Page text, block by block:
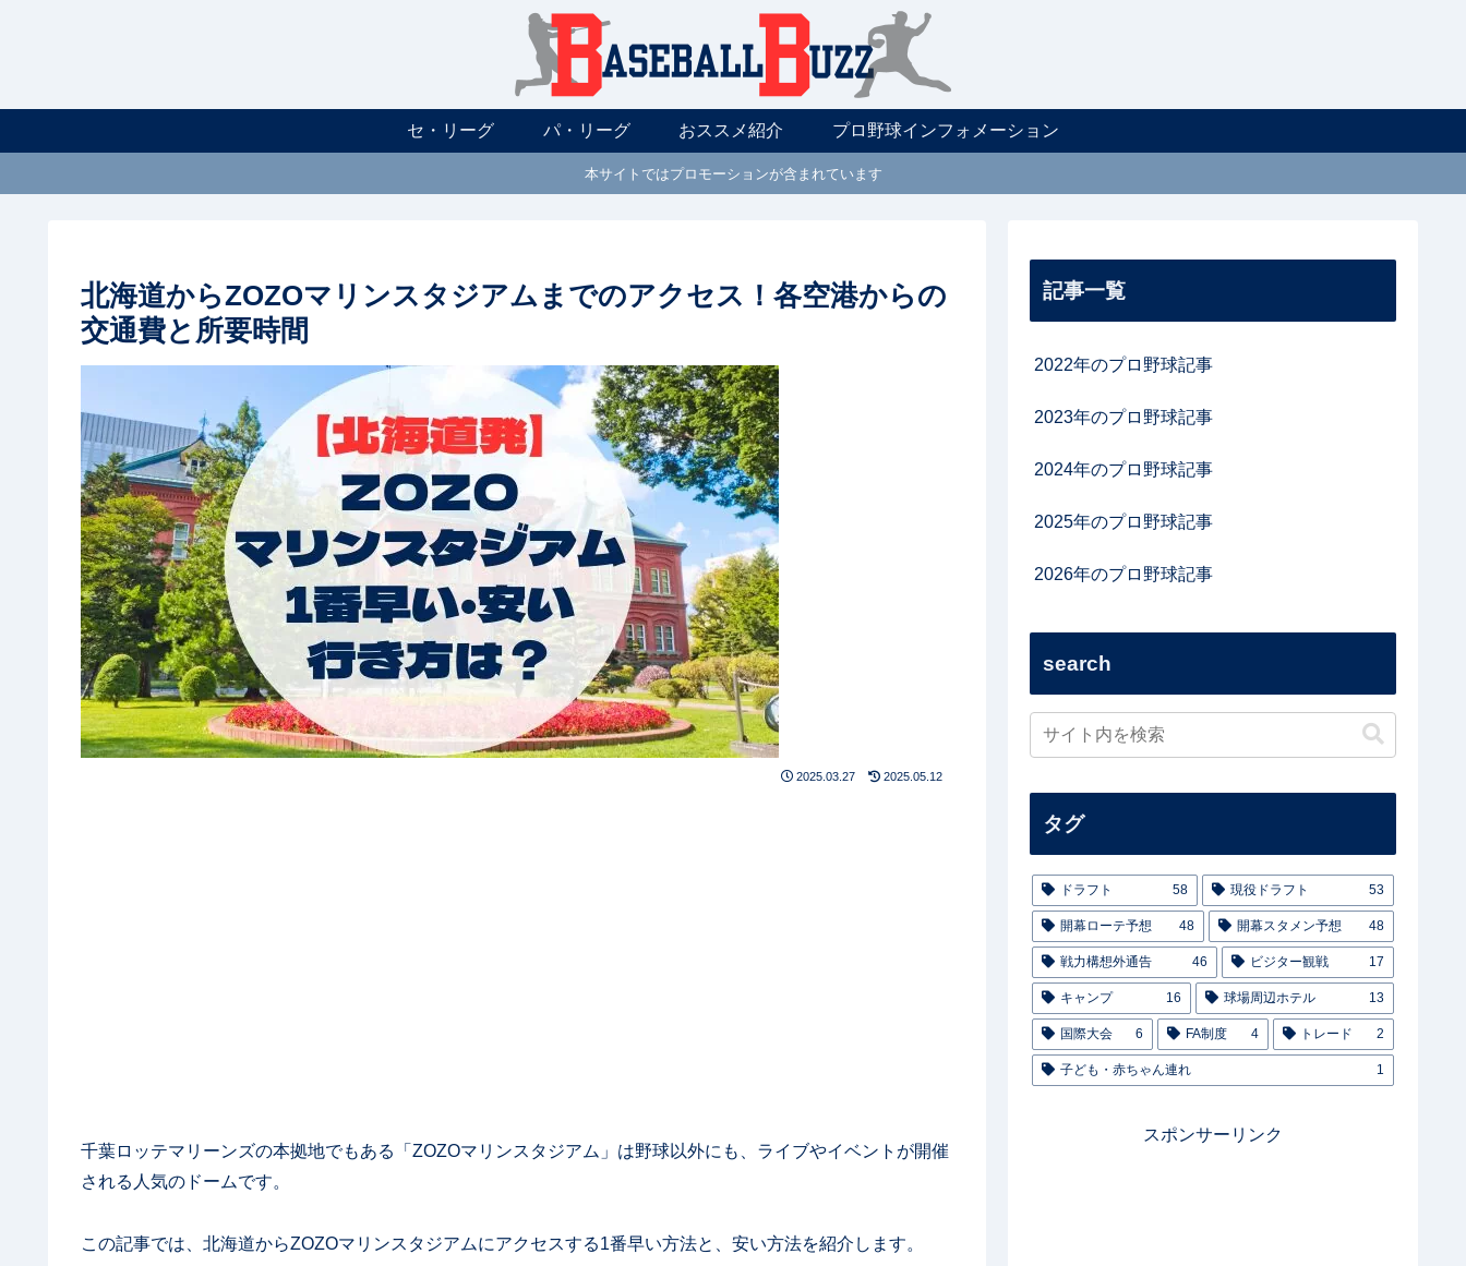
セ・リーグ パ・リーグ おススメ紹介 プロ野球インフォメーション
本サイトではプロモーションが含まれています
北海道からZOZOマリンスタジアムまでのアクセス！各空港からの
交通費と所要時間
2025.03.27 2025.05.12
千葉ロッテマリーンズの本拠地でもある「ZOZOマリンスタジアム」は野球以外にも、ライブやイベントが開催
される人気のドームです。
この記事では、北海道からZOZOマリンスタジアムにアクセスする1番早い方法と、安い方法を紹介します。
記事一覧
2022年のプロ野球記事
2023年のプロ野球記事
2024年のプロ野球記事
2025年のプロ野球記事
2026年のプロ野球記事
search
タグ
ドラフト 58 現役ドラフト 53
開幕ローテ予想 48 開幕スタメン予想 48
戦力構想外通告 46 ビジター観戦 17
キャンプ 16 球場周辺ホテル 13
国際大会 6 FA制度 4 トレード 2
子ども・赤ちゃん連れ 1
スポンサーリンク